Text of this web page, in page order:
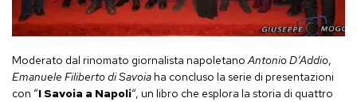
Moderato dal rinomato giornalista napoletanoAntonio D’Addio,
Emanuele Filiberto di Savoia ha concluso la serie di presentazioni
con “I Savoia a Napoli“, un libro che esplora la storia di quattro